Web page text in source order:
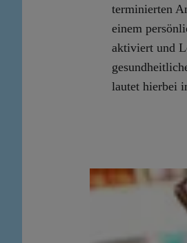
terminierten
einem
aktiviert und
lautet hierbei